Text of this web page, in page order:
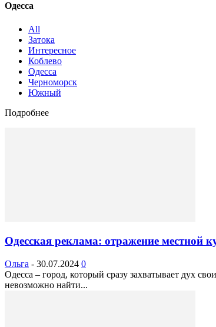
Одесса
All
Затока
Интересное
Коблево
Одесса
Черноморск
Южный
Подробнее
Одесская реклама: отражение местной
Ольга - 30.07.2024 0
Одесса – город, который сразу захватывает дух
невозможно найти...